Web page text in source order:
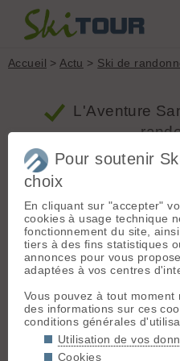
Accueil > Actu > Ski de
L'Aventure
6 votes
Proposé par
Ski de randonnée
Trois courts-
pour une soirée
douce en
Commentaires
Pour soutenir
choix
En cliquant sur "accepter"
cookies à usage technique
fonctionnement du site,
tiers à des fins statistiques
annonces pour vous
adaptées à vos centres
Vous pouvez à tout
des informations sur ces
conditions générales
Utilisation de vos
Cookies